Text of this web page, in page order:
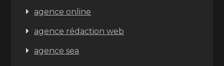
agence online
agence rédaction web
agence sea